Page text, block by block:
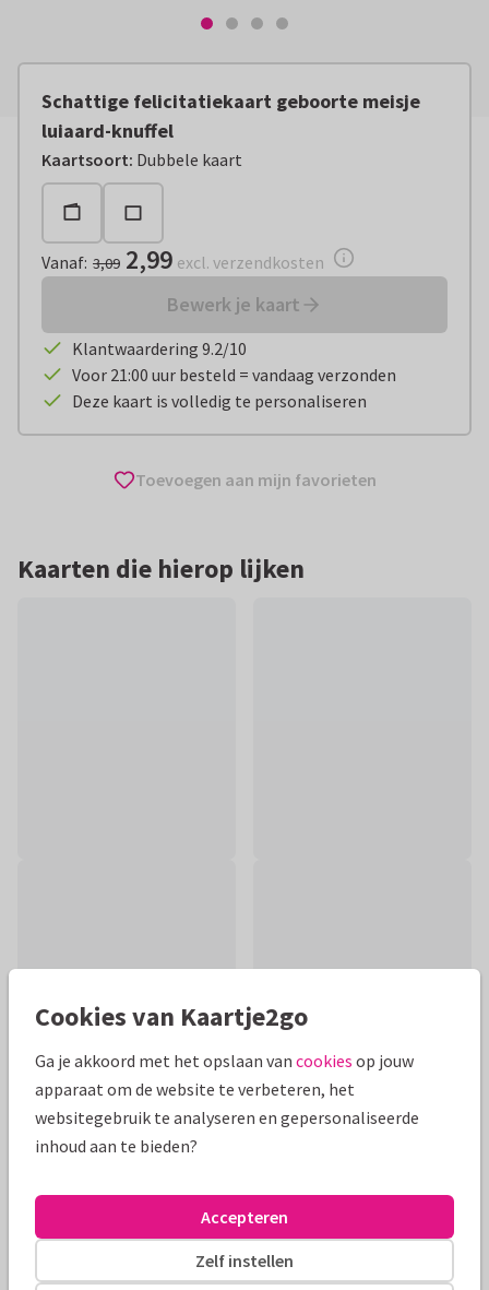
Schattige felicitatiekaart geboorte meisje
luiaard-knuffel
Kaartsoort: Dubbele kaart
Vanaf: € 2,99 excl. verzendkosten
Vanaf: 3,09 2,99 excl. verzendkosten
Bewerk je kaart
Klantwaardering 9.2/10
Voor 21:00 uur besteld = vandaag verzonden
Deze kaart is volledig te personaliseren
Toevoegen aan mijn favorieten
Kaarten die hierop lijken
Productinformatie
Lieve kaart geboorte van een meisje. Zachte pasteltinten en
een lief knuffeldier. 'It's a girl' Achtergrondkleur en alle tekst
Cookies van Kaartje2go
Ga je akkoord met het opslaan van cookies op jouw
apparaat om de website te verbeteren, het
websitegebruik te analyseren en gepersonaliseerde
inhoud aan te bieden?
Zelf instellen
Accepteren